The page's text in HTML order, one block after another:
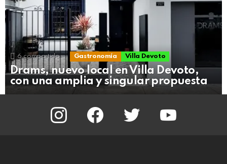
6 compartido Gastronomía Villa Devoto
Drams, nuevo local en Villa Devoto,
con una amplia y singular propuesta
instagram facebook twitter